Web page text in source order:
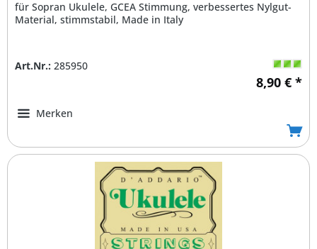
für Sopran Ukulele, GCEA Stimmung, verbessertes Nylgut-
Material, stimmstabil, Made in Italy
Art.Nr.: 285950
8,90 € *
Merken